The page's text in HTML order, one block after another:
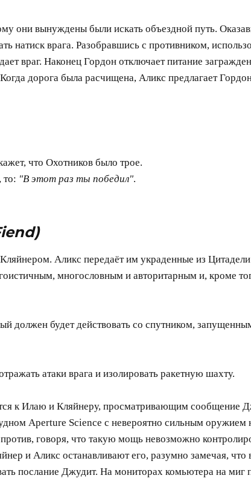
они вынуждены были искать объездной путь.
натиск врага. Разобравшись с противником,
враг. Наконец Гордон отключает питание
дорога была расчищена, Аликс предлагает
что Охотников было трое.
то: "В этот раз ты победил".
Аликс передаёт им украденные из
многословным и авторитарным и, кроме
должен будет действовать со спутником,
атаки врага и изолировать ракетную шахту.
к Илаю и Кляйнеру, просматривающим сообщение
Aperture Science с невероятно сильным оружием
говоря, что такую мощь невозможно
и Аликс останавливают его, разумно замечая, что
послание Джудит. На мониторах комьютера на миг